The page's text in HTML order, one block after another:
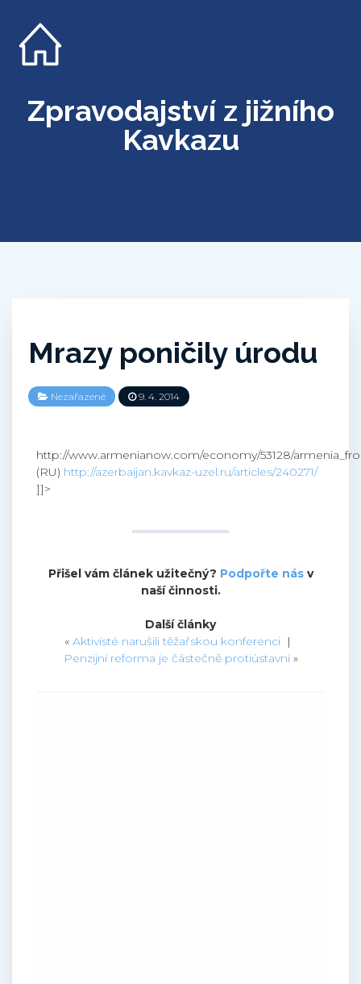
Zpravodajství z jižního
Kavkazu
Mrazy poničily úrodu
Nezařazené 9. 4. 2014
http://www.armenianow.com/economy/53128/
(RU) http://azerbaijan.kavkaz-uzel.ru/articles/240271/
]]>
Přišel vám článek užitečný? Podpořte násv
naší činnosti.
Další články
« Aktivisté narušili těžařskou konferenci|
Penzijní reforma je částečně protiústavní»